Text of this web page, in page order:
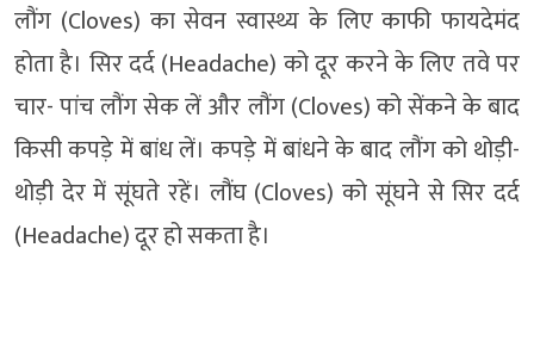
लौंग (Cloves) का सेवन स्वास्थ्य के लिए काफी फायदेमंद
होता है। सिर दर्द (Headache) को दूर करने के लिए तवे पर
चार- पांच लौंग सेक लें और लौंग (Cloves) को सेंकने के बाद
किसी कपड़े में बांध लें। कपड़े में बांधने के बाद लौंग को थोड़ी-
थोड़ी देर में सूंघते रहें। लौंघ (Cloves) को सूंघने से सिर दर्द
(Headache) दूर हो सकता है।